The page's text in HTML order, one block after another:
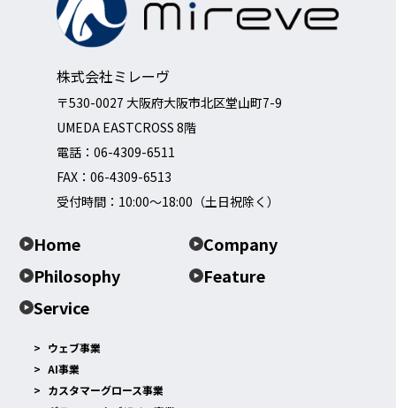
株式会社ミレーヴ
〒530-0027 大阪府大阪市北区堂山町7-9
UMEDA EASTCROSS 8階
電話： 06-4309-6511
FAX：06-4309-6513
受付時間：10:00～18:00（土日祝除く）
Home
Company
Philosophy
Feature
Service
ウェブ事業
AI事業
カスタマーグロース事業